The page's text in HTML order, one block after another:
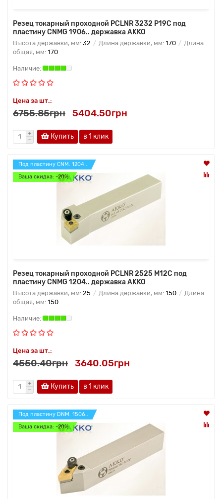
Резец токарный проходной PCLNR 3232 P19C под
пластину CNMG 1906.. державка AKKO
Высота державки, мм: 32 Длина державки, мм: 170
Длина
общая, мм: 170
Цена за шт.:
6755.85грн 5404.50грн
Купить в 1 клик
Под пластину CNM. 1204..
Ваша скидка: -20%
Резец токарный проходной PCLNR 2525 M12C под
пластину CNMG 1204.. державка AKKO
Высота державки, мм: 25 Длина державки, мм: 150
Длина
общая, мм: 150
Цена за шт.:
4550.40грн 3640.05грн
Купить в 1 клик
Под пластину DNM. 1506..
Ваша скидка: -20%